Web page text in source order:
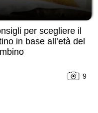
per scegliere il
in base all’età del
9